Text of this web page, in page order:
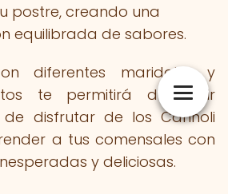
postre, creando una
equilibrada de sabores.
diferentes maridajes y
te permitirá descubrir
disfrutar de los Cannoli
a tus comensales con
y deliciosas.